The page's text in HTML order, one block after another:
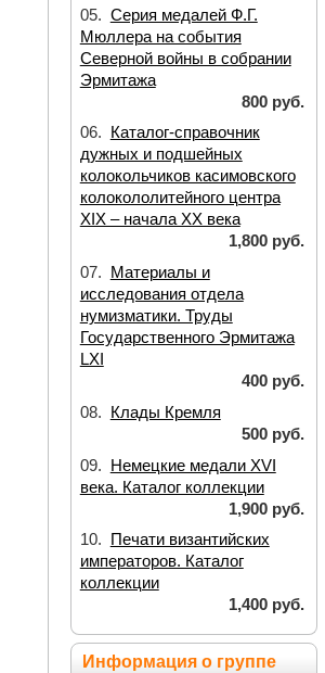
05. Серия медалей Ф.Г.
Мюллера на события
Северной войны в собрании
Эрмитажа
800 руб.
06.
Каталог-справочник
дужных и подшейных
колокольчиков касимовского
колокололитейного центра
XIX – начала XX века
1,800 руб.
07.
Материалы и
исследования отдела
нумизматики. Труды
Государственного Эрмитажа
LХI
400 руб.
08.
Клады Кремля
500 руб.
09.
Немецкие медали XVI
века. Каталог коллекции
1,900 руб.
10.
Печати византийских
императоров. Каталог
коллекции
1,400 руб.
Информация о группе